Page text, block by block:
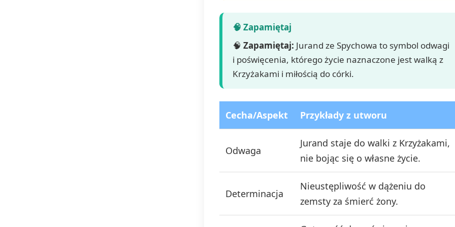
🧠 Zapamiętaj: Jurand ze Spychowa to symbol odwagi
i poświęcenia, którego życie naznaczone jest walką z
Krzyżakami i miłością do córki.
Cecha/Aspekt Przykłady z utworu
Odwaga
Jurand staje do walki z Krzyżakami,
nie bojąc się o własne życie.
Determinacja
Nieustępliwość w dążeniu do
zemsty za śmierć żony.